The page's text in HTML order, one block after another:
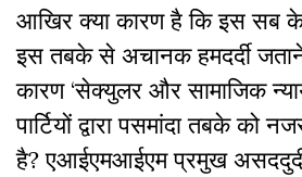
आखिर क्या कारण है कि इस सब
इस तबके से अचानक हमदर्दी
कारण‘सेक्युलर और सामाजिक
पार्टियों द्वारा पसमांदा तबके को
है?एआईएमआईएम प्रमुख